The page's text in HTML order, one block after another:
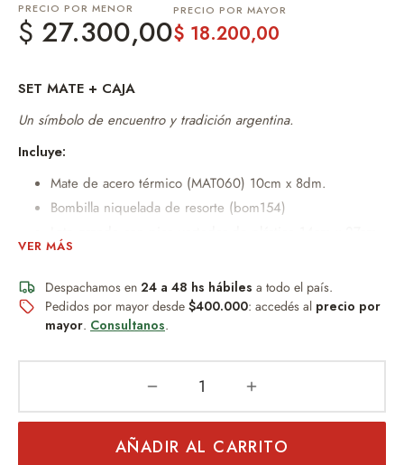
PRECIO POR MENOR
$ 27.300,00
PRECIO POR MAYOR
$ 18.200,00
SET MATE + CAJA
Un símbolo de encuentro y tradición argentina.
Incluye:
Mate de acero térmico (MAT060) 10cm x 8dm.
Bombilla niquelada de resorte (bom154)
x 8dm.
Lata mediana con pico vertedor de plástico de 10cm x
8dm.
Caja de fibro plus,mide 24cm x 26cm x 10,5cm.
buen gusto.
VER MÁS
Despachamos en 24 a 48 hs hábiles a todo el país.
Pedidos por mayor desde $400.000: accedés al precio por
mayor. Consultanos.
AÑADIR AL CARRITO